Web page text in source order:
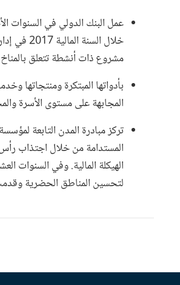
مشروع ذات أنشطة تتعلق
بأدواتها المبتكرة ومنتجاتها
المجابهة على مستوى الأسرة
تركز مبادرة المدن التابعة
المستدامة من خلال اجتذاب
لتحسين المناطق الحضرية وقدمت